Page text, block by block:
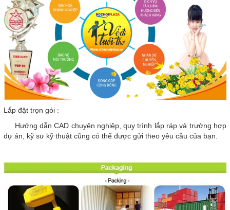
Lắp đặt trọn gói :
Hướng dẫn CAD chuyên nghiệp, quy trình lắp ráp và trường hợp
dự án, kỹ sư kỹ thuật cũng có thể được gửi theo yêu cầu của bạn.